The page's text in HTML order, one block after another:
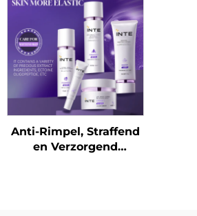
Anti-Rimpel, Straffend
en Verzorgend